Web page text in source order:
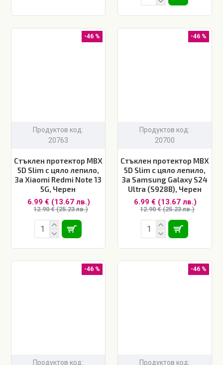
-46 %
Продуктов код:
20763
Стъклен протектор MBX
5D Slim с цяло лепило,
За Xiaomi Redmi Note 13
5G, Черен
6.99 € (13.67 лв.)
12.90 € (25.23 лв.)
-46 %
Продуктов код:
20700
Стъклен протектор MBX
5D Slim с цяло лепило,
За Samsung Galaxy S24
Ultra (S928B), Черен
6.99 € (13.67 лв.)
12.90 € (25.23 лв.)
-46 %
Продуктов код:
-46 %
Продуктов код: